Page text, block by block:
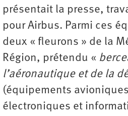
présentait la presse,
pour Airbus. Parmi ces
deux « fleurons » de la
Région, prétendu «
l’aéronautique et de la
(équipements
électroniques et